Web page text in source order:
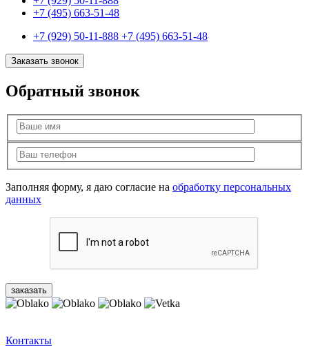
+7 (495) 663-51-48
+7 (929) 50-11-888 +7 (495) 663-51-48
Заказать звонок
Обратный звонок
Заполняя форму, я даю согласие на обработку персональных
данных
Контакты